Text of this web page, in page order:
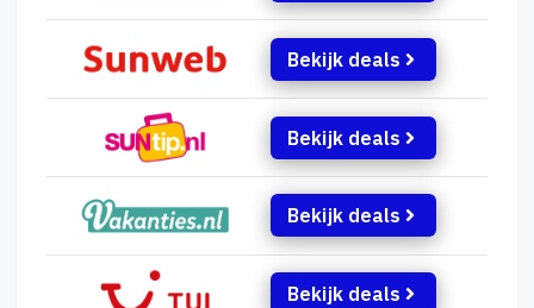
Bekijk deals
Bekijk deals
Bekijk deals
Bekijk deals